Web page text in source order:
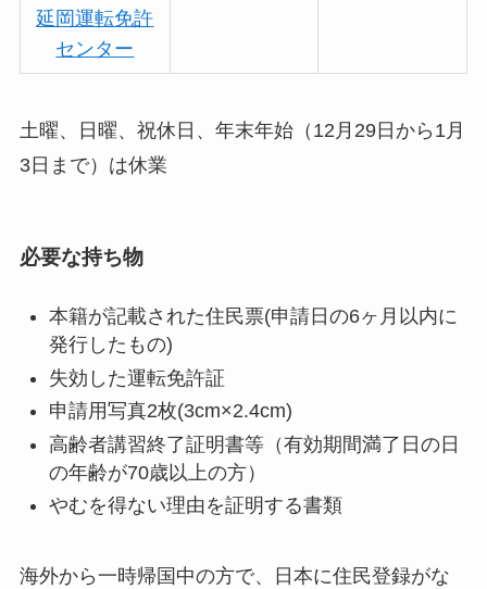
延岡運転免許
センター
土曜、日曜、祝休日、年末年始（12月29日から1月
3日まで）は休業
必要な持ち物
本籍が記載された住民票(申請日の6ヶ月以内に
発行したもの)
失効した運転免許証
申請用写真2枚(3cm×2.4cm)
高齢者講習終了証明書等（有効期間満了日の日
の年齢が70歳以上の方）
やむを得ない理由を証明する書類
海外から一時帰国中の方で、日本に住民登録がな